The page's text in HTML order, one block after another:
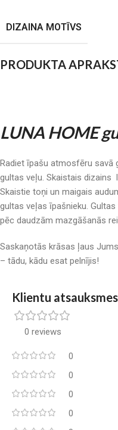
DIZAINA MOTĪVS
PRODUKTA
LUNA HOME
Radiet īpašu atmosfēru savā
gultas veļu. Skaistais dizains
Skaistie toņi un maigais
gultas veļas īpašnieku.
pēc daudzām mazgāšanās
Saskaņotās krāsas ļaus
– tādu, kādu esat pelnījis!
Klientu atsauksmes
0 reviews
0
0
0
0